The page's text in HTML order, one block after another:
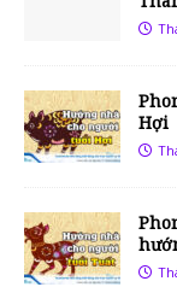
Hợi